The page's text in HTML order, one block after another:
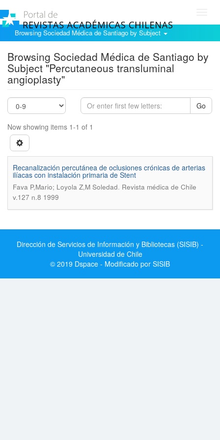
Browsing Sociedad Médica de Santiago by Subject
Browsing Sociedad Médica de Santiago by
Subject "Percutaneous transluminal
angioplasty"
Go
Now showing items 1-1 of 1
Recanalización percutánea de oclusiones crónicas de arterias
ilíacas con instalación primaria de Stent
Fava P,Mario; Loyola Z,M Soledad. Revista médica de Chile
v.127 n.8 1999
Dirección de Servicios de Información y Bibliotecas (SISIB) -
Universidad de Chile
© 2019 Dspace - Modificado por SISIB